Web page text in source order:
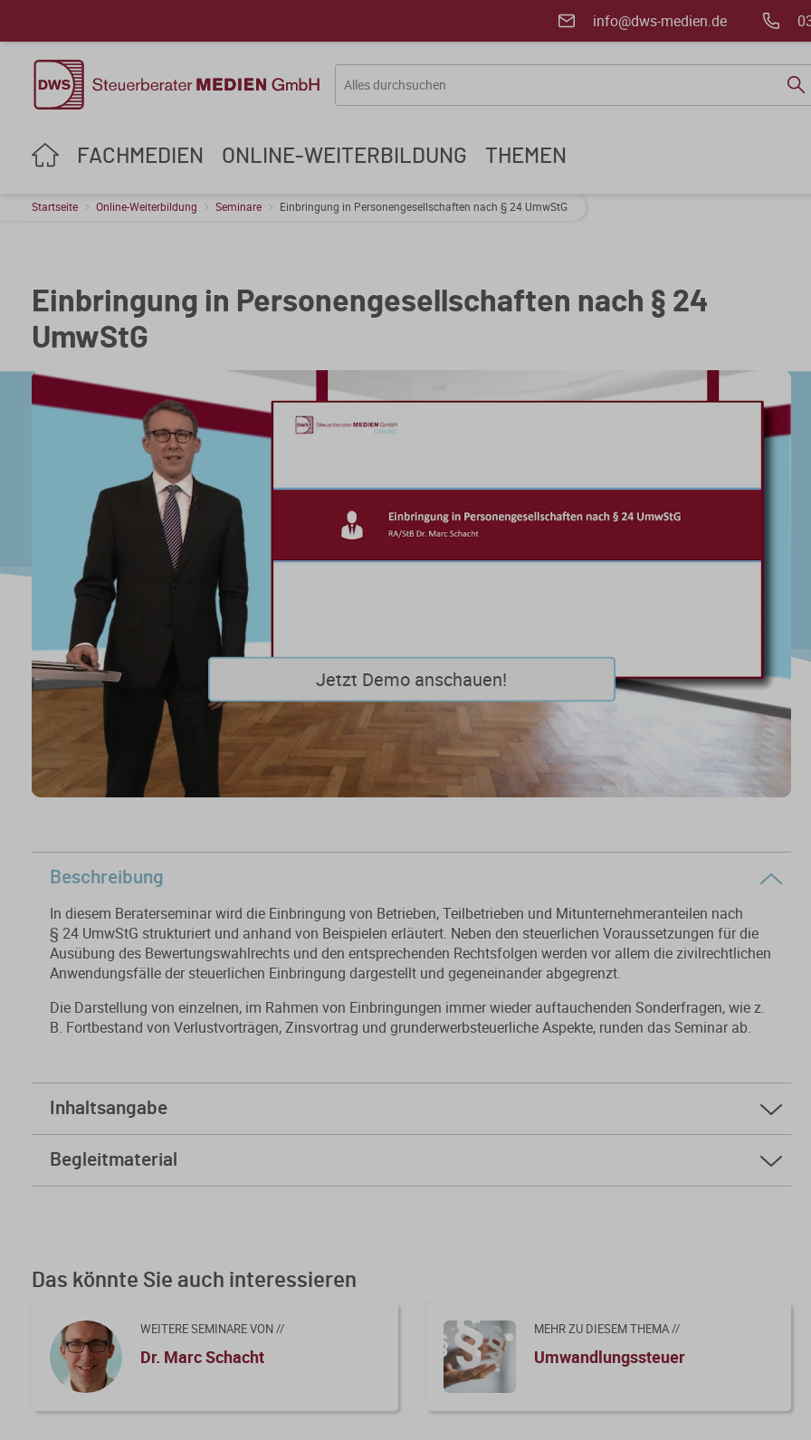
info@dws-medien.de
FACHMEDIEN ONLINE-WEITERBILDUNG THEMEN
Startseite Online-Weiterbildung Seminare Einbringung in Personengesellschaften nach § 24 UmwStG
Einbringung in Personengesellschaften nach § 24
UmwStG
Jetzt Demo anschauen!
Beschreibung
In diesem Beraterseminar wird die Einbringung von Betrieben, Teilbetrieben und Mitunternehmeranteilen nach
§ 24 UmwStG strukturiert und anhand von Beispielen erläutert. Neben den steuerlichen Voraussetzungen für die
Ausübung des Bewertungswahlrechts und den entsprechenden Rechtsfolgen werden vor allem die zivilrechtlichen
Anwendungsfälle der steuerlichen Einbringung dargestellt und gegeneinander abgegrenzt.
Die Darstellung von einzelnen, im Rahmen von Einbringungen immer wieder auftauchenden Sonderfragen, wie z.
B. Fortbestand von Verlustvorträgen, Zinsvortrag und grunderwerbsteuerliche Aspekte, runden das Seminar ab.
Inhaltsangabe
Inhalt
1. Überblick über die Einbringung
5. Steuerliche Folgen bei Ansatz des gemeinen Werts
6. Besteuerung des Einbringungsgewinn II bei eingebrachten Anteilen an Kapitalgesellschaften
7. Verlust nach § 15a EStG, Fehlbetrag nach § 10a GewStG
Begleitmaterial
Das könnte Sie auch interessieren
WEITERE SEMINARE VON //
Dr. Marc Schacht
MEHR ZU DIESEM THEMA //
Umwandlungssteuer